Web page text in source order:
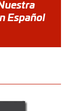
Español